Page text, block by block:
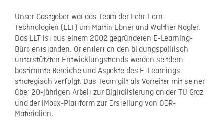
Unser Gastgeber war das Team der Lehr-Lern-
Technologien (LLT) um Martin Ebner und Walther Nagler.
Das LLT ist aus einem 2002 gegründeten E-Learning-
Büro entstanden. Orientiert an den bildungspolitisch
unterstützten Entwicklungstrends werden seitdem
bestimmte Bereiche und Aspekte des E-Learnings
strategisch verfolgt. Das Team gilt als Vorreiter mit seiner
über 20-jährigen Arbeit zur Digitalisierung an der TU Graz
und der iMoox-Plattform zur Erstellung von OER-
Materialien.